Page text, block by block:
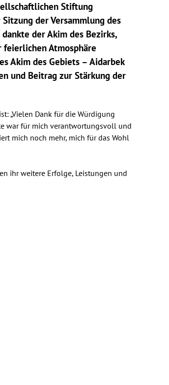
Stiftung
Sitzung der Versammlung des
der Akim des Bezirks,
Atmosphäre
Akim des Gebiets – Aidarbek
und Beitrag zur Stärkung der
„Vielen Dank für die Würdigung
war für mich verantwortungsvoll und
mich noch mehr, mich für das Wohl
ihr weitere Erfolge, Leistungen und